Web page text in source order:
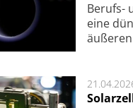
Berufs-
eine